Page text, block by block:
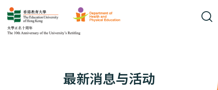
最新消息与活动